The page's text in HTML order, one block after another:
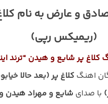
و عارض به نام
(ریمیکس رپی)
پر شایع و هیدن “ترند
اهنگکلاغ پر (بعد حالا
با صدای شایع و مهراد هیدن